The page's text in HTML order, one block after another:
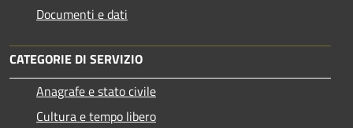
Documenti e dati
CATEGORIE DI SERVIZIO
Anagrafe e stato civile
Cultura e tempo libero